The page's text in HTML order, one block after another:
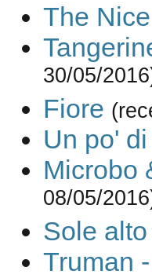
The
30/05/
Fiore
Un po'
Microbo
08/05/
Sole alto
Truman